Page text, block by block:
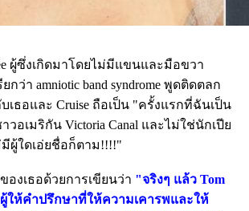
ผู้ซึ่งเกิดมาโดยไม่มีแขนและมือขวา
กว่า amniotic band syndrome พูดติดตลก
เธอและ Cruise ถือเป็น "ครั้งแรกที่ฉันเป็น
อเมริกัน Victoria Canal และไม่ใช่นักเปีย
ผู้ใดเอ่ยชื่อก็ตาม!!!!"
องเธอด้วยการเขียนว่า "จริงๆ แล้ว Tom
ให้คำปรึกษาที่ให้ความเคารพและให้